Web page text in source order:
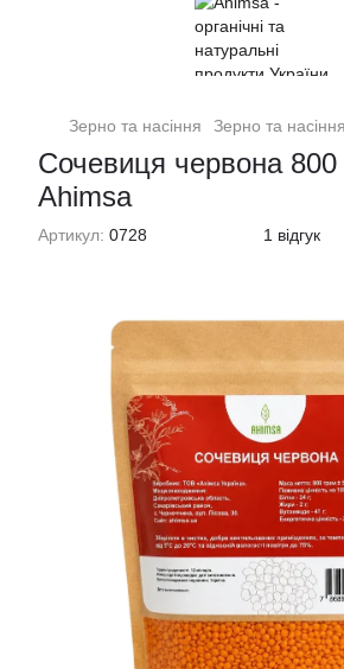
Зерно та насіння Зерно та
Сочевиця червона 800
Ahimsa
Артикул: 0728 1 відгук